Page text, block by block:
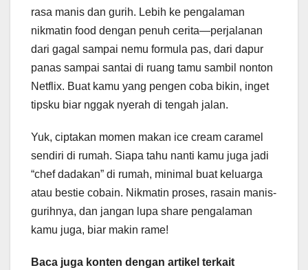
rasa manis dan gurih. Lebih ke pengalaman
nikmatin food dengan penuh cerita—perjalanan
dari gagal sampai nemu formula pas, dari dapur
panas sampai santai di ruang tamu sambil nonton
Netflix. Buat kamu yang pengen coba bikin, inget
tipsku biar nggak nyerah di tengah jalan.
Yuk, ciptakan momen makan ice cream caramel
sendiri di rumah. Siapa tahu nanti kamu juga jadi
“chef dadakan” di rumah, minimal buat keluarga
atau bestie cobain. Nikmatin proses, rasain manis-
gurihnya, dan jangan lupa share pengalaman
kamu juga, biar makin rame!
Baca juga konten dengan artikel terkait